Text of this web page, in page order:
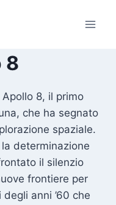
8
8, il primo
che ha segnato
spaziale.
determinazione
il silenzio
frontiere per
degli anni ’60 che